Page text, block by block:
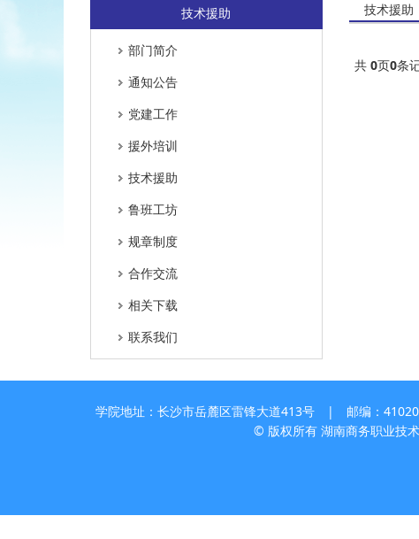
技术援助
部门简介
通知公告
党建工作
援外培训
技术援助
鲁班工坊
规章制度
合作交流
相关下载
联系我们
技术援助
共 0页0条
学院地址：长沙市岳麓区雷锋大道413号 | 邮编：
© 版权所有 湖南商务职业技